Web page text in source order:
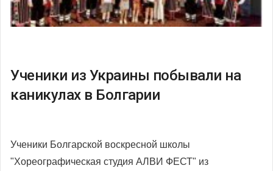
Ученики из Украины побывали на
каникулах в Болгарии
Ученики Болгарской воскресной школы
"Хореографическая студия АЛВИ ФЕСТ" из